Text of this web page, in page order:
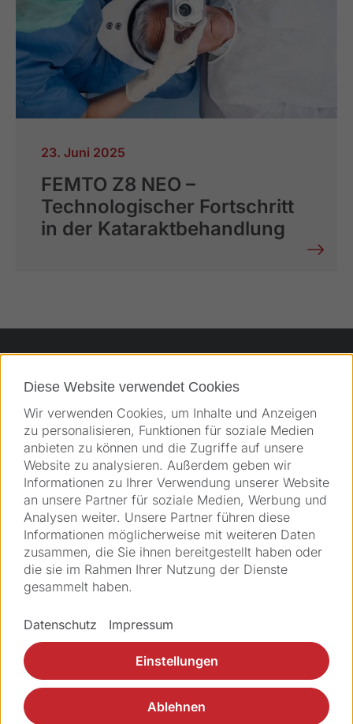
23. Juni 2025
FEMTO Z8 NEO –
Technologischer Fortschritt
in der Kataraktbehandlung
Direkteinstieg
Lösungen
Produkte
Applikationen
Services
Über Ziemer
Diese Website verwendet Cookies
Wir verwenden Cookies, um Inhalte und Anzeigen
zu personalisieren, Funktionen für soziale Medien
anbieten zu können und die Zugriffe auf unsere
Website zu analysieren. Außerdem geben wir
Informationen zu Ihrer Verwendung unserer Website
an unsere Partner für soziale Medien, Werbung und
Analysen weiter. Unsere Partner führen diese
Informationen möglicherweise mit weiteren Daten
zusammen, die Sie ihnen bereitgestellt haben oder
die sie im Rahmen Ihrer Nutzung der Dienste
gesammelt haben.
Datenschutz Impressum
Einstellungen
Ablehnen